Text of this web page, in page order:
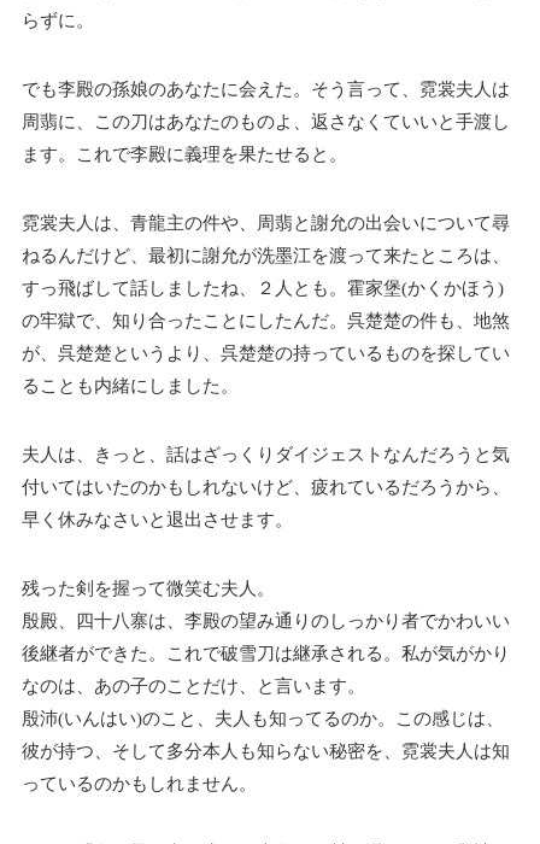
らずに。
でも李殿の孫娘のあなたに会えた。そう言って、霓裳夫人は
周翡に、この刀はあなたのものよ、返さなくていいと手渡し
ます。これで李殿に義理を果たせると。
霓裳夫人は、青龍主の件や、周翡と謝允の出会いについて尋
ねるんだけど、最初に謝允が洗墨江を渡って来たところは、
すっ飛ばして話しましたね、２人とも。霍家堡(かくかほう)
の牢獄で、知り合ったことにしたんだ。呉楚楚の件も、地煞
が、呉楚楚というより、呉楚楚の持っているものを探してい
ることも内緒にしました。
夫人は、きっと、話はざっくりダイジェストなんだろうと気
付いてはいたのかもしれないけど、疲れているだろうから、
早く休みなさいと退出させます。
残った剣を握って微笑む夫人。
殷殿、四十八寨は、李殿の望み通りのしっかり者でかわいい
後継者ができた。これで破雪刀は継承される。私が気がかり
なのは、あの子のことだけ、と言います。
殷沛(いんはい)のこと、夫人も知ってるのか。この感じは、
彼が持つ、そして多分本人も知らない秘密を、霓裳夫人は知
っているのかもしれません。